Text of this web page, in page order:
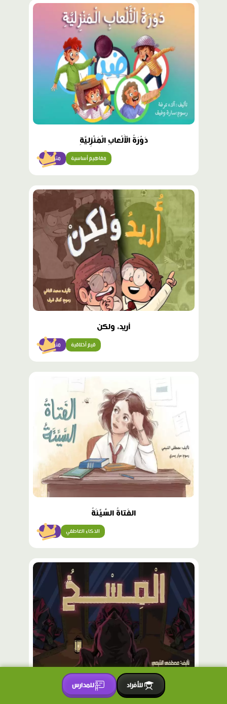
محتوى
دَوْرَةُ الْأَلْعابِ الْمَنْزِليَّةِ
متوسّط مفاهيم أساسية
محتوى
أريد، ولكن
متوسّط قيم أخلاقية
الفَتاةُ السَّيِّئَةُ
متقن الذكاء العاطفي
محتوى
مميّز
المِسْخُ
للأفراد للمدارس